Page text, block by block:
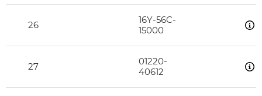
26
16Y-56C-
15000
27
01220-
40612